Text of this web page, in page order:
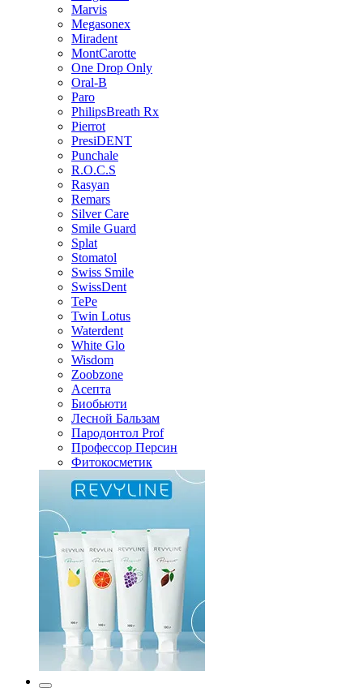
Marvis
Megasonex
Miradent
MontCarotte
One Drop Only
Oral-B
Paro
PhilipsBreath Rx
Pierrot
PresiDENT
Punchale
R.O.C.S
Rasyan
Remars
Silver Care
Smile Guard
Splat
Stomatol
Swiss Smile
SwissDent
TePe
Twin Lotus
Waterdent
White Glo
Wisdom
Zoobzone
Асепта
Биобьюти
Лесной Бальзам
Пародонтол Prof
Профессор Персин
Фитокосметик